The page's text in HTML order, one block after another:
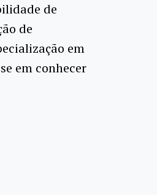
de
de
em
em conhecer